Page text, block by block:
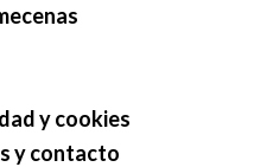
y cookies
y contacto